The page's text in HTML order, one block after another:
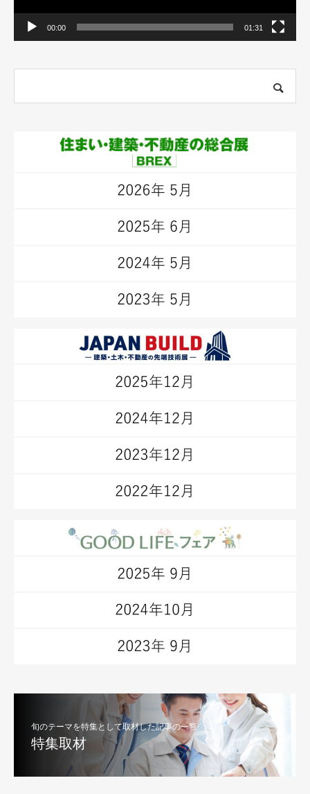
00:00 01:31
旬のテーマを特集として取材した記事の一覧
特集取材